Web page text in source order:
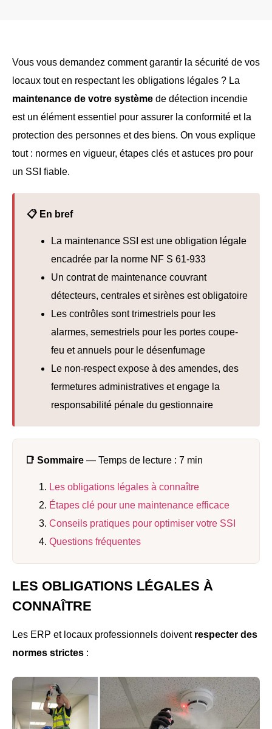
Vous vous demandez comment garantir la sécurité de vos
locaux tout en respectant les obligations légales ? La
maintenance de votre système de détection incendie
est un élément essentiel pour assurer la conformité et la
protection des personnes et des biens. On vous explique
tout : normes en vigueur, étapes clés et astuces pro pour
un SSI fiable.
📋 En bref
La maintenance SSI est une obligation légale
encadrée par la norme NF S 61-933
Un contrat de maintenance couvrant
détecteurs, centrales et sirènes est obligatoire
Les contrôles sont trimestriels pour les
alarmes, semestriels pour les portes coupe-
feu et annuels pour le désenfumage
Le non-respect expose à des amendes, des
fermetures administratives et engage la
responsabilité pénale du gestionnaire
📑 Sommaire — Temps de lecture : 7 min
Les obligations légales à connaître
Étapes clé pour une maintenance efficace
Conseils pratiques pour optimiser votre SSI
Questions fréquentes
LES OBLIGATIONS LÉGALES À
CONNAÎTRE
Les ERP et locaux professionnels doivent respecter des
normes strictes :